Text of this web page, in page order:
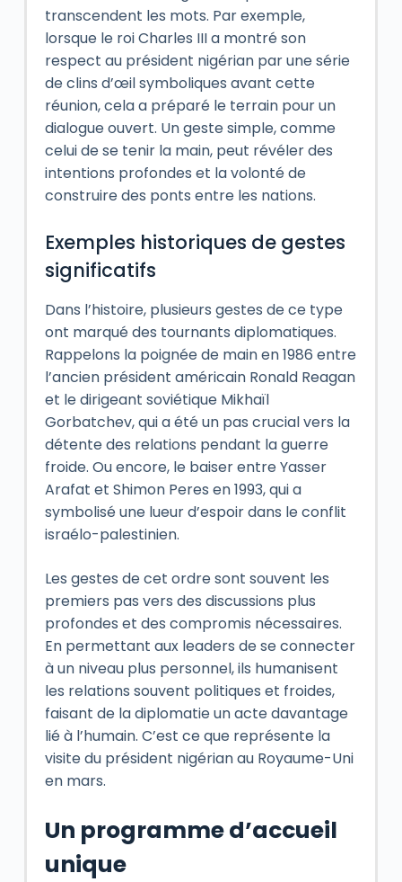
transcendent les mots. Par exemple,
lorsque le roi Charles III a montré son
respect au président nigérian par une série
de clins d’œil symboliques avant cette
réunion, cela a préparé le terrain pour un
dialogue ouvert. Un geste simple, comme
celui de se tenir la main, peut révéler des
intentions profondes et la volonté de
construire des ponts entre les nations.
Exemples historiques de gestes
significatifs
Dans l’histoire, plusieurs gestes de ce type
ont marqué des tournants diplomatiques.
Rappelons la poignée de main en 1986 entre
l’ancien président américain Ronald Reagan
et le dirigeant soviétique Mikhaïl
Gorbatchev, qui a été un pas crucial vers la
détente des relations pendant la guerre
froide. Ou encore, le baiser entre Yasser
Arafat et Shimon Peres en 1993, qui a
symbolisé une lueur d’espoir dans le conflit
israélo-palestinien.
Les gestes de cet ordre sont souvent les
premiers pas vers des discussions plus
profondes et des compromis nécessaires.
En permettant aux leaders de se connecter
à un niveau plus personnel, ils humanisent
les relations souvent politiques et froides,
faisant de la diplomatie un acte davantage
lié à l’humain. C’est ce que représente la
visite du président nigérian au Royaume-Uni
en mars.
Un programme d’accueil
unique